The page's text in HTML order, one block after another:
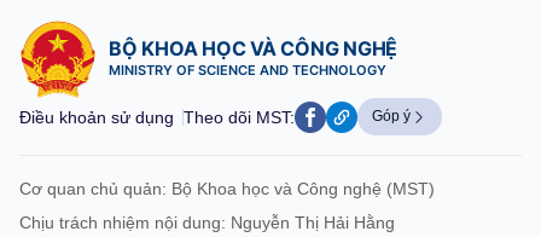
BỘ KHOA HỌC VÀ CÔNG NGHỆ
MINISTRY OF SCIENCE AND TECHNOLOGY
Điều khoản sử dụng Theo dõi MST: Góp ý
Cơ quan chủ quản: Bộ Khoa học và Công nghệ (MST)
Chịu trách nhiệm nội dung: Nguyễn Thị Hải Hằng